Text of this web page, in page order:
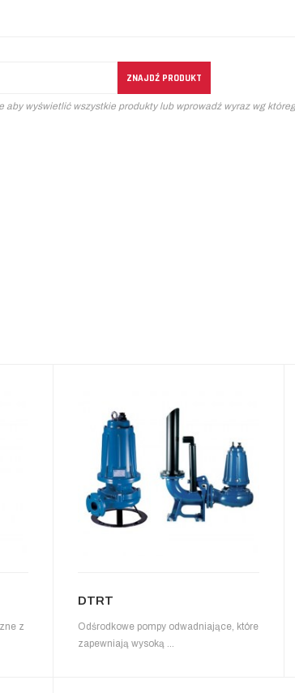
aby wyświetlić wszystkie produkty lub wprowadź wyraz wg
z
DTRT
Odśrodkowe pompy odwadniające, które
zapewniają wysoką ...